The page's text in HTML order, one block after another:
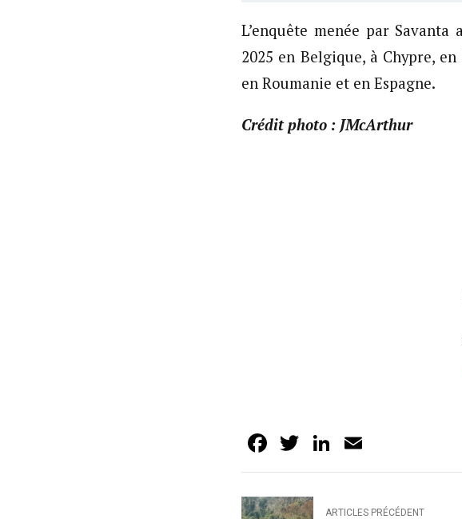
L’enquête menée par
2025 en Belgique, à Chypre,
en Roumanie et en Espagne.
Crédit photo : JMcArthur
Facebook
TwitterLinkedIn
ARTICLES PRÉCÉDENT